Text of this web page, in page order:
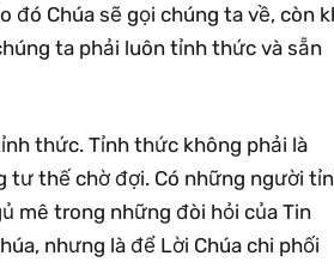
đó Chúa sẽ gọi chúng ta về, còn
ta phải luôn tỉnh thức và sẵn
thức. Tỉnh thức không phải là
tư thế chờ đợi. Có những người
mê trong những đòi hỏi của Tin
nhưng là để Lời Chúa chi phối